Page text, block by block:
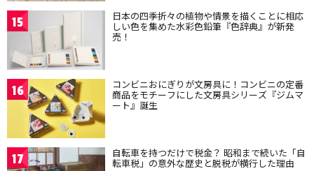
15 日本の四季折々の植物や情景を描くことに相応
しい色を集めた水彩色鉛筆『色辞典』が新発
売！
16 コンビニおにぎりが文房具に！コンビニの定番
商品をモチーフにした文房具シリーズ『ジムマ
ート』誕生
17 自転車を持つだけで税金？ 昭和まで続いた「自
転車税」の意外な歴史と脱税が横行した理由